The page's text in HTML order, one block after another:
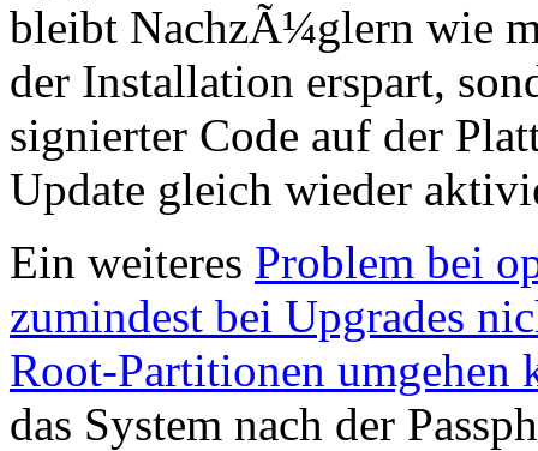
bleibt NachzÃ¼glern wie
der Installation erspart,
signierter Code auf der
Update gleich wieder
Ein weiteres Problem bei
zumindest bei Upgrades
Root-Partitionen umgehen
das System nach der